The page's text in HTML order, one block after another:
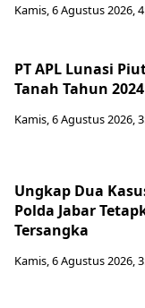
Kamis, 6 Agustus 2026,
PT APL Lunasi
Tanah Tahun 2024
Kamis, 6 Agustus 2026,
Ungkap Dua
Polda Jabar
Tersangka
Kamis, 6 Agustus 2026,